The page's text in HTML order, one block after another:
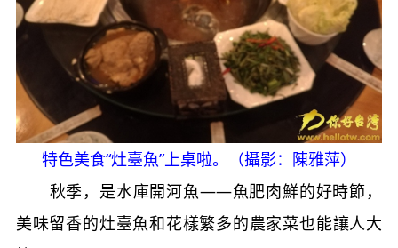
特色美食“灶臺魚”上桌啦。（攝影：陳雅萍）
秋季，是水庫開河魚——魚肥肉鮮的好時節，
美味留香的灶臺魚和花樣繁多的農家菜也能讓人大